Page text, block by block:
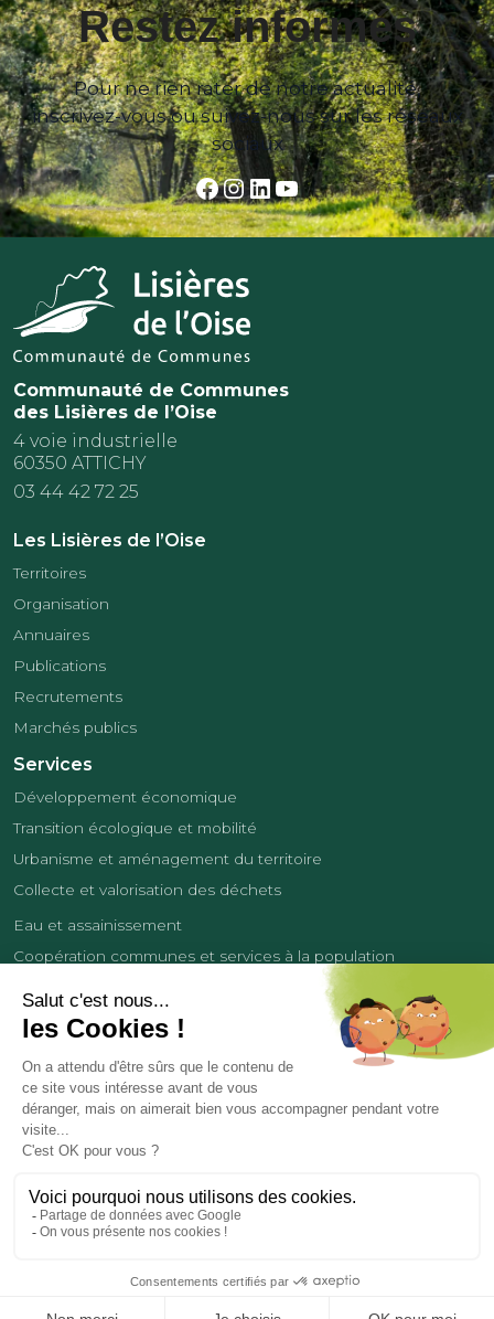
Restez informés
Pour ne rien rater de notre actualité,
inscrivez-vous ou suivez-nous sur les réseaux
sociaux
Facebook
Instagram
LinkedIn
YouTube
Communauté de Communes
des Lisières de l’Oise
4 voie industrielle
60350 ATTICHY
03 44 42 72 25
Les Lisières de l’Oise
Territoires
Organisation
Annuaires
Publications
Recrutements
Marchés publics
Services
Développement économique
Transition écologique et mobilité
Urbanisme et aménagement du territoire
Collecte et valorisation des déchets
Eau et assainissement
Coopération communes et services à la population
Développement économique
Contact Tourisme
Politique de confidentialité
Mentions légales
© COMMUNAUTÉ DE COMMUNES DES LISIÈRES DE L’OISE
Réalisation et hébergement par